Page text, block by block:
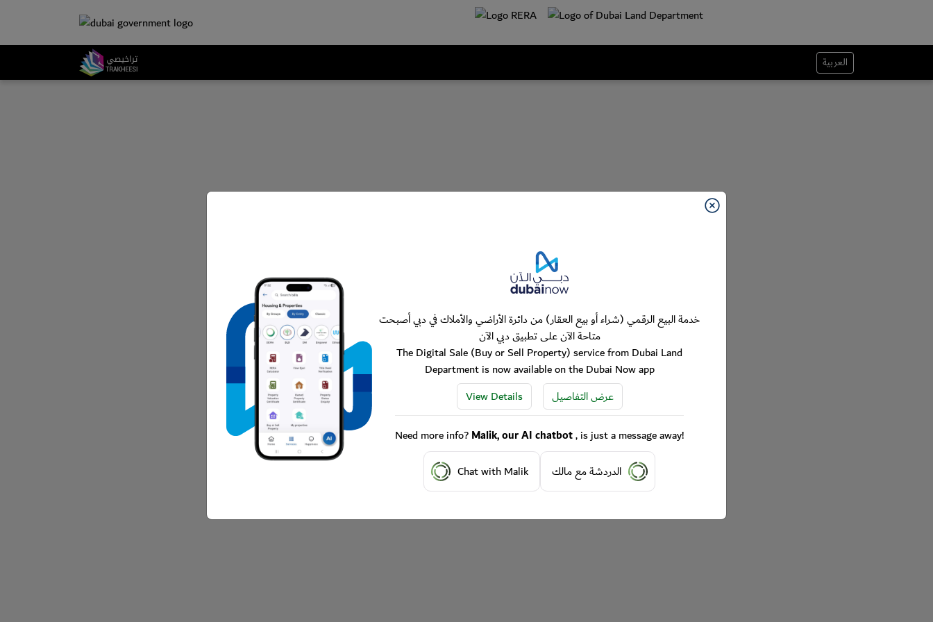
العربية
خدمة البيع الرقمي (شراء أو بيع العقار) من دائرة الأراضي والأملاك في دبي أصبحت
متاحة الآن على تطبيق دبي الآن
The Digital Sale (Buy or Sell Property) service from Dubai Land
Department is now available on the Dubai Now app
View Details
عرض التفاصيل
Need more info?Malik, our AI chatbot, is just a message away!
Chat with Malik
الدردشة مع مالك